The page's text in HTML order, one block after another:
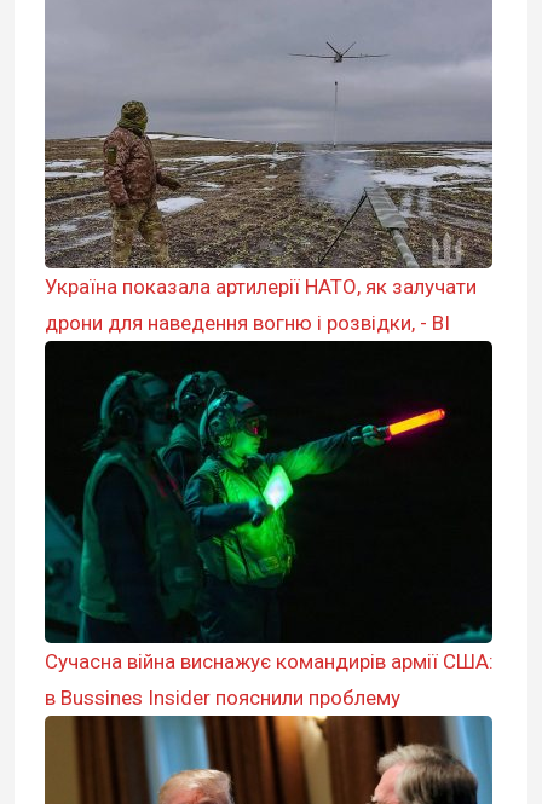
Україна показала артилерії НАТО, як залучати
дрони для наведення вогню і розвідки, - BI
Сучасна війна виснажує командирів армії США:
в Bussines Insider пояснили проблему